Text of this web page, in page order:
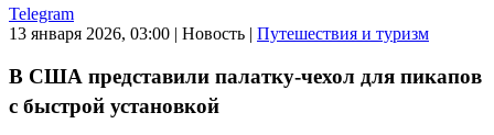
Telegram
13 января 2026, 03:00 | Новость | Путешествия и туризм
В США представили палатку-чехол для пикапов
с быстрой установкой